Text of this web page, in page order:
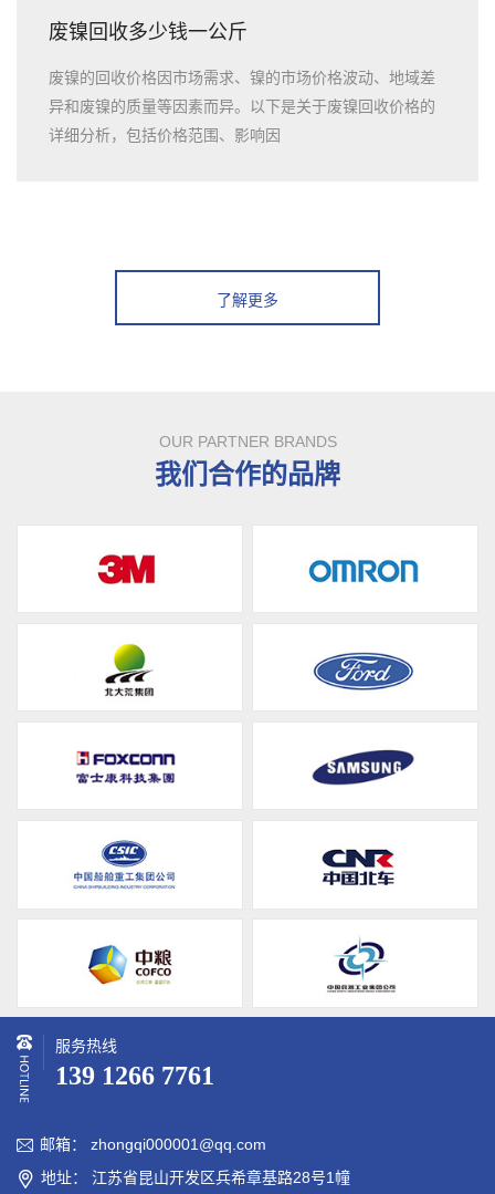
废镍回收多少钱一公斤
废镍的回收价格因市场需求、镍的市场价格波动、地域差
异和废镍的质量等因素而异。以下是关于废镍回收价格的
详细分析，包括价格范围、影响因
了解更多
OUR PARTNER BRANDS
我们合作的品牌
服务热线
139 1266 7761
 邮箱： zhongqi000001@qq.com
 地址： 江苏省昆山开发区兵希章基路28号1幢